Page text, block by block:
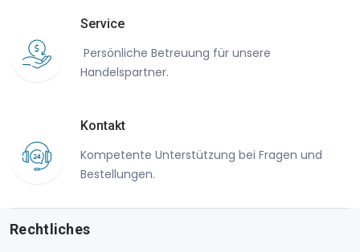
Service
Persönliche Betreuung für unsere
Handelspartner.
Kontakt
Kompetente Unterstützung bei Fragen und
Bestellungen.
Rechtliches